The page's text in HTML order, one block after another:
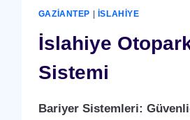
SISTEMI)
YAZILIMI
(PROGRAMI)
GAZIANTEP İSLAHIYE
İslahiye
Sistemi
Bariyer Sistemleri: